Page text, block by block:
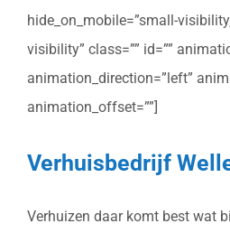
hide_on_mobile=”small-
visibility” class=”” id=””
animation_direction=”left”
animation_offset=””]
Verhuisbedrijf
Verhuizen daar komt best wat